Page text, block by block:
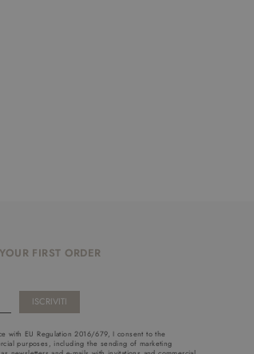
FIRST ORDER
with EU Regulation 2016/679, I consent to the
purposes, including the sending of marketing